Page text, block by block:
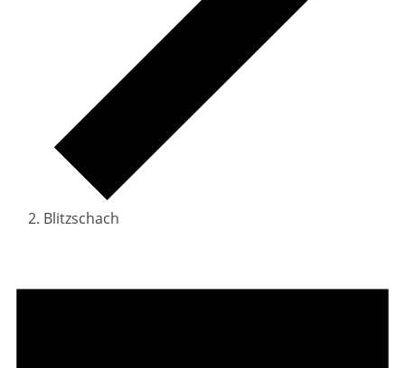
Blitzschach
für